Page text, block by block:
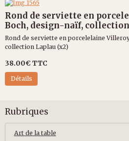
Rond de serviette en
Boch, design-naïf,
Rond de serviette en porcelelaine
collection Laplau (x2)
38.00€ TTC
Détails
Rubriques
Art de la table